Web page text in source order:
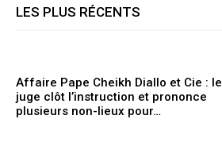
LES PLUS RÉCENTS
Affaire Pape Cheikh Diallo et Cie : le
juge clôt l’instruction et prononce
plusieurs non-lieux pour…